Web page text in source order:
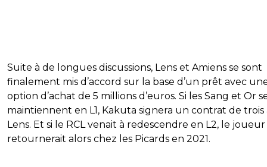
Suite à de longues discussions, Lens et Amiens se sont
finalement mis d’accord sur la base d’un prêt avec
option d’achat de 5 millions d’euros. Si les Sang et Or
maintiennent en L1, Kakuta signera un contrat de trois
Lens. Et si le RCL venait à redescendre en L2, le joueur
retournerait alors chez les Picards en 2021.